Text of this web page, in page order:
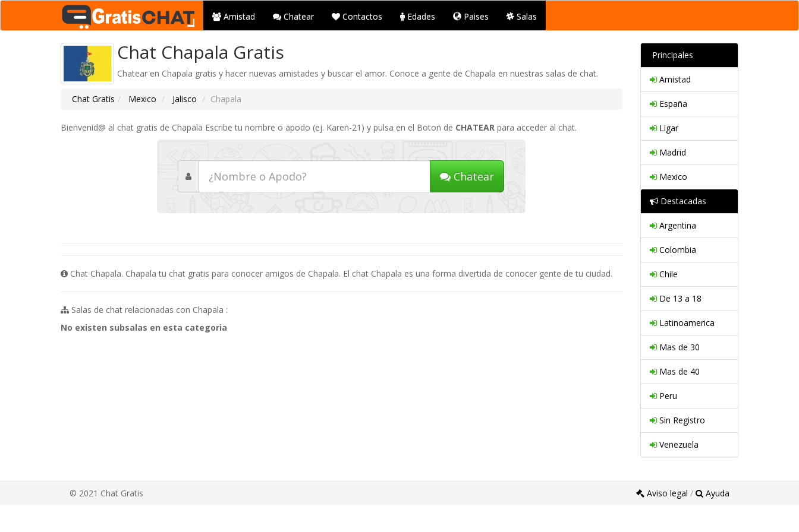
Amistad Chatear Contactos Edades Paises Salas
Chat Chapala Gratis
Chatear en Chapala gratis y hacer nuevas amistades y buscar el amor. Conoce a gente de Chapala en nuestras salas de chat.
Chat Gratis Mexico Jalisco Chapala
Bienvenid@ al chat gratis de Chapala Escribe tu nombre o apodo (ej. Karen-21) y pulsa en el Boton de CHATEAR para acceder al chat.
Chatear
Chat Chapala. Chapala tu chat gratis para conocer amigos de Chapala. El chat Chapala es una forma divertida de conocer gente de tu ciudad.
Salas de chat relacionadas con Chapala :
No existen subsalas en esta categoria
Principales
Amistad
España
Ligar
Madrid
Mexico
Destacadas
Argentina
Colombia
Chile
De 13 a 18
Latinoamerica
Mas de 30
Mas de 40
Peru
Sin Registro
Venezuela
© 2021 Chat Gratis Aviso legal / Ayuda